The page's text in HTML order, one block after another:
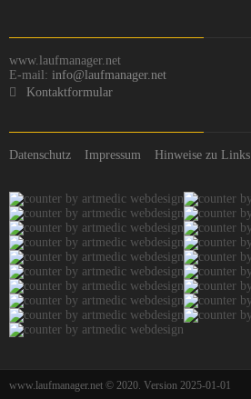
www.laufmanager.net
E-mail: info@laufmanager.net
Kontaktformular
Datenschutz Impressum Hinweise zu Links
www.laufmanager.net © 2020. Version 2025-01-01